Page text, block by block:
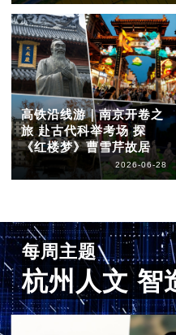
高铁沿线游｜南京开卷之
旅 赴古代科举考场 探
《红楼梦》曹雪芹故居
2026-06-28
每周主题
杭州人文 智